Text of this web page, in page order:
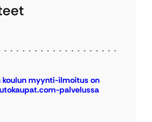
koulun myynti-ilmoitus on
palvelussa